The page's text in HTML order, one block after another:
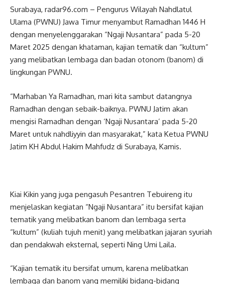
Surabaya, radar96.com – Pengurus Wilayah Nahdlatul
Ulama (PWNU) Jawa Timur menyambut Ramadhan 1446 H
dengan menyelenggarakan “Ngaji Nusantara” pada 5-20
Maret 2025 dengan khataman, kajian tematik dan “kultum”
yang melibatkan lembaga dan badan otonom (banom) di
lingkungan PWNU.
“Marhaban Ya Ramadhan, mari kita sambut datangnya
Ramadhan dengan sebaik-baiknya. PWNU Jatim akan
mengisi Ramadhan dengan ‘Ngaji Nusantara’ pada 5-20
Maret untuk nahdliyyin dan masyarakat,” kata Ketua PWNU
Jatim KH Abdul Hakim Mahfudz di Surabaya, Kamis.
Kiai Kikin yang juga pengasuh Pesantren Tebuireng itu
menjelaskan kegiatan “Ngaji Nusantara” itu bersifat kajian
tematik yang melibatkan banom dan lembaga serta
“kultum” (kuliah tujuh menit) yang melibatkan jajaran syuriah
dan pendakwah eksternal, seperti Ning Umi Laila.
“Kajian tematik itu bersifat umum, karena melibatkan
lembaga dan banom yang memiliki bidang-bidang